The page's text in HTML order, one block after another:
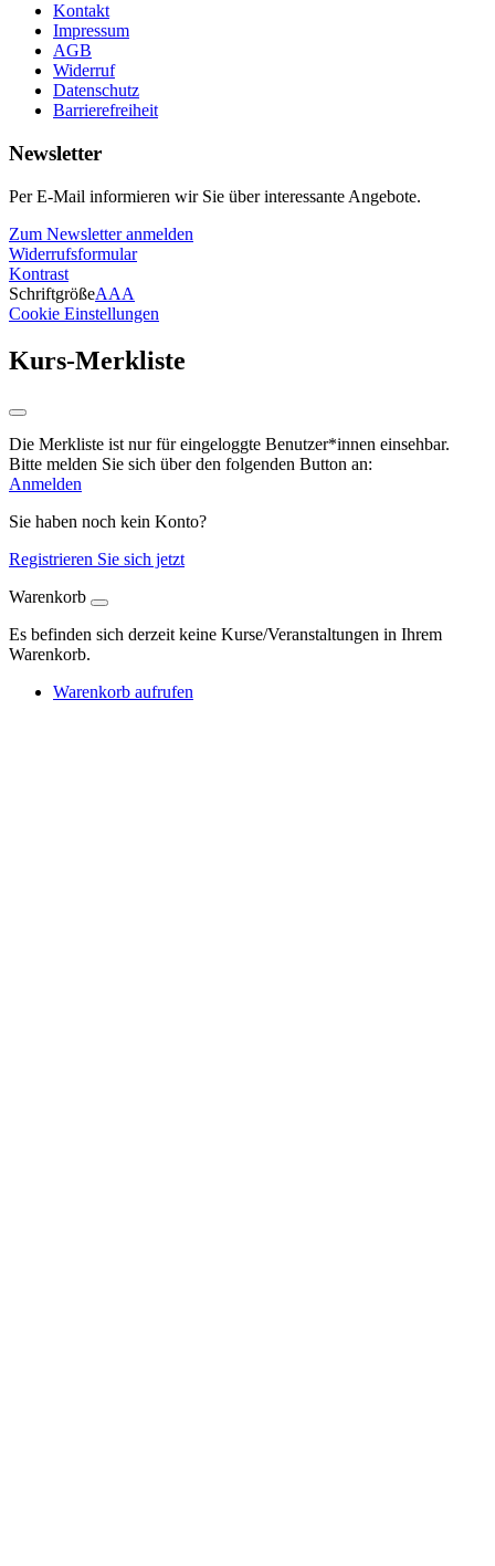
Kontakt
Impressum
AGB
Widerruf
Datenschutz
Barrierefreiheit
Newsletter
Per E-Mail informieren wir Sie über interessante Angebote.
Zum Newsletter anmelden
Widerrufsformular
Kontrast
SchriftgrößeAAA
Cookie Einstellungen
Kurs-Merkliste
Die Merkliste ist nur für eingeloggte Benutzer*innen einsehbar.
Bitte melden Sie sich über den folgenden Button an:
Anmelden
Sie haben noch kein Konto?
Registrieren Sie sich jetzt
Warenkorb
Es befinden sich derzeit keine Kurse/Veranstaltungen in Ihrem
Warenkorb.
Warenkorb aufrufen